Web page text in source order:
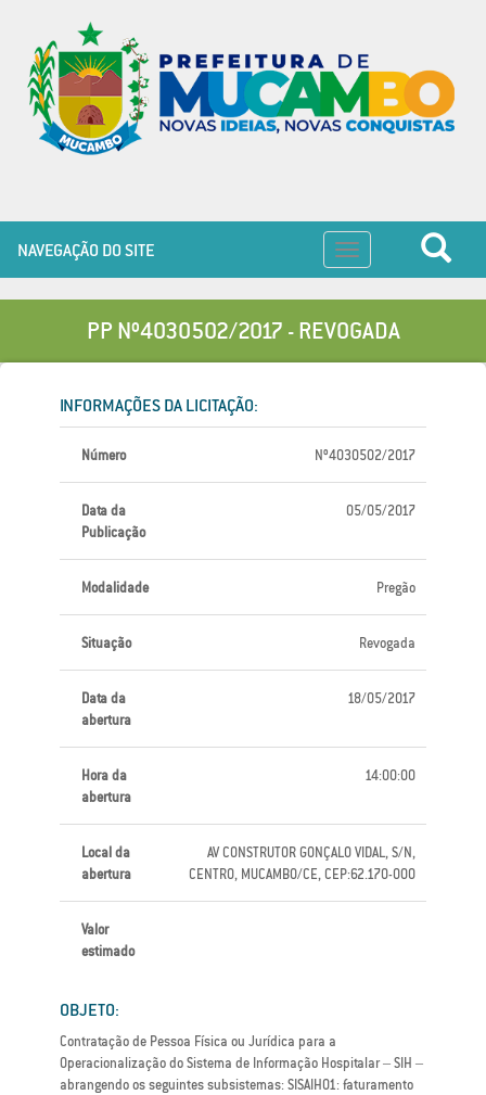
Toggle
navigation
NAVEGAÇÃO DO SITE
PP Nº4030502/2017 - REVOGADA
INFORMAÇÕES DA LICITAÇÃO:
Número Nº4030502/2017
Data da
Publicação
05/05/2017
Modalidade Pregão
Situação Revogada
Data da
abertura
18/05/2017
Hora da
abertura
14:00:00
Local da
abertura
AV CONSTRUTOR GONÇALO VIDAL, S/N,
CENTRO, MUCAMBO/CE, CEP:62.170-000
Valor
estimado
OBJETO:
Contratação de Pessoa Física ou Jurídica para a
Operacionalização do Sistema de Informação Hospitalar – SIH –
abrangendo os seguintes subsistemas: SISAIH01: faturamento